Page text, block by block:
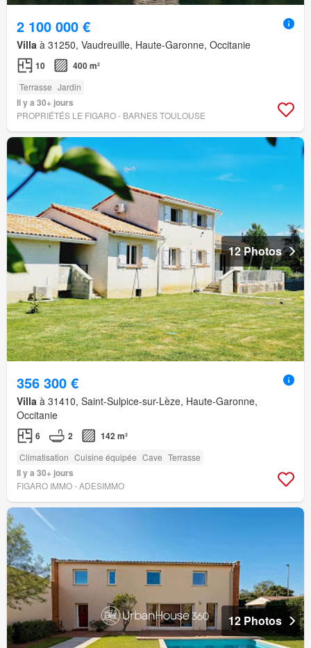
2 100 000 €
Villa à 31250, Vaudreuille, Haute-Garonne, Occitanie
10 400 m²
Terrasse Jardin
Il y a 30+ jours
PROPRIÉTÉS LE FIGARO - BARNES TOULOUSE
12 Photos
356 300 €
Villa à 31410, Saint-Sulpice-sur-Lèze, Haute-Garonne,
Occitanie
6 2 142 m²
Climatisation Cuisine équipée Cave Terrasse
Il y a 30+ jours
FIGARO IMMO - ADESIMMO
12 Photos